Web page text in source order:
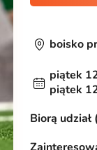
boisko
piątek
piątek
Biorą udział